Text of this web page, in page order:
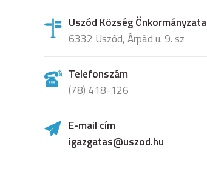
Uszód Község Önkormányzata
6332 Uszód, Árpád u. 9. sz
Telefonszám
(78) 418-126
E-mail cím
igazgatas@uszod.hu